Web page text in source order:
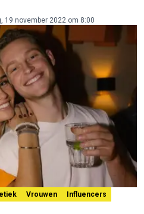
19 november 2022 om 8:00
Vrouwen Influencers